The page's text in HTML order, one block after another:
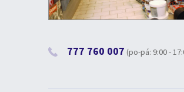
777 760 007 (po-pá: 9:00 -